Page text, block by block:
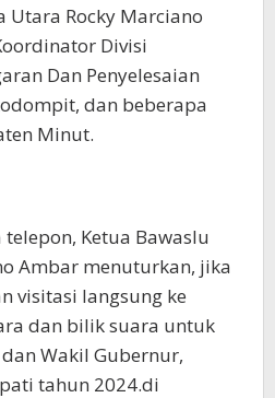
Utara Rocky Marciano
Divisi
Dan Penyelesaian
dan beberapa
Minut.
Ketua Bawaslu
Ambar menuturkan, jika
visitasi langsung ke
dan bilik suara untuk
Wakil Gubernur,
tahun 2024.di